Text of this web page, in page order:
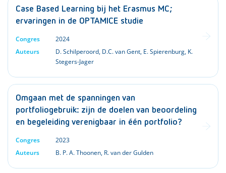
Case Based Learning bij het Erasmus MC;
ervaringen in de OPTAMICE studie
Congres
2024
Auteurs
D. Schilperoord, D.C. van Gent, E. Spierenburg, K.
Stegers-Jager
Omgaan met de spanningen van
portfoliogebruik: zijn de doelen van beoordeling
en begeleiding verenigbaar in één portfolio?
Congres
2023
Auteurs
B. P. A. Thoonen, R. van der Gulden